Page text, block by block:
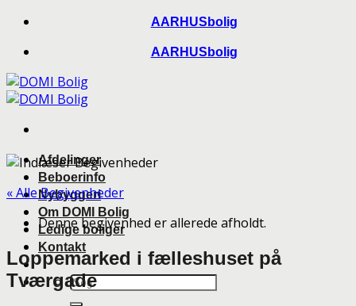
Skip
content
AARHUSbolig
AARHUSbolig
Afdelinger
Beboerinfo
Nybyggeri
Om DOMI Bolig
Ledige boliger
Kontakt
« Alle Begivenheder
Denne begivenhed er allerede afholdt.
Loppemarked i fælleshuset på
Tværgade